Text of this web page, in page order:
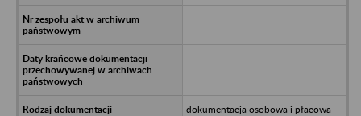
dokumentacja osobowa i płacowa